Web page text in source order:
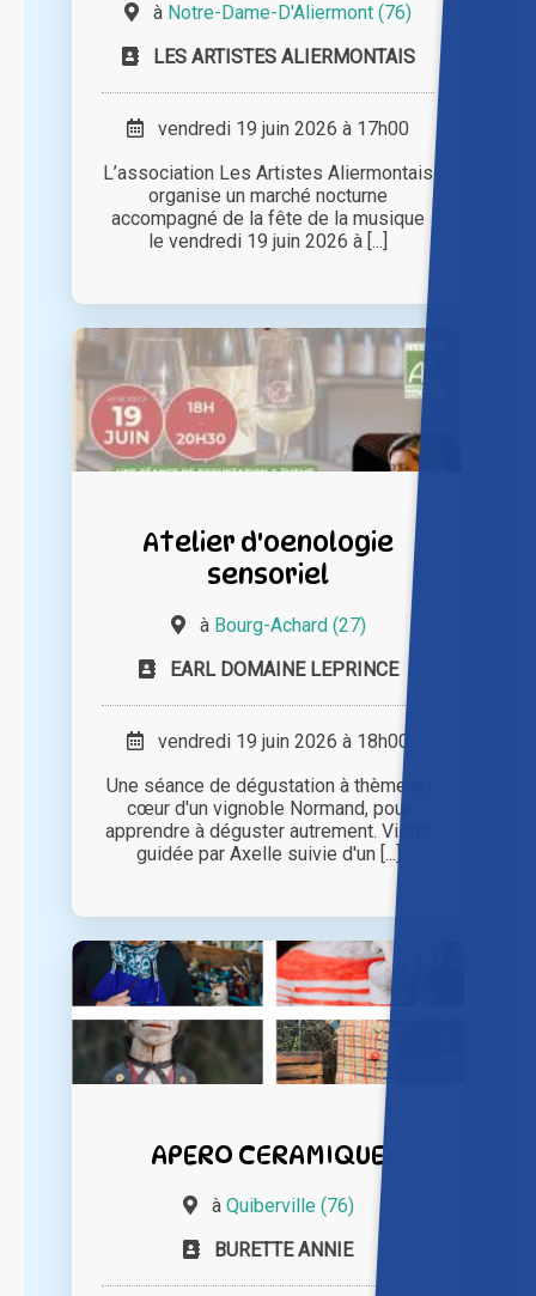
à Notre-Dame-D'Aliermont (76)
LES ARTISTES ALIERMONTAIS
vendredi 19 juin 2026 à 17h00
L’association Les Artistes Aliermontais
organise un marché nocturne
accompagné de la fête de la musique
le vendredi 19 juin 2026 à [...]
Atelier d'oenologie
sensoriel
à Bourg-Achard (27)
EARL DOMAINE LEPRINCE
vendredi 19 juin 2026 à 18h00
Une séance de dégustation à thème au
cœur d'un vignoble Normand, pour
apprendre à déguster autrement. Visite
guidée par Axelle suivie d'un [...]
APERO CERAMIQUE
à Quiberville (76)
BURETTE ANNIE